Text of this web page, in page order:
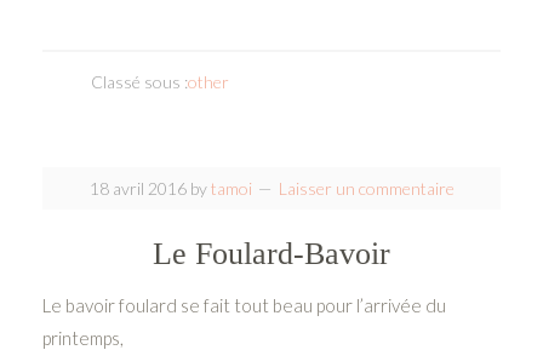
Classé sous :other
18 avril 2016bytamoi Laisser un commentaire
Le Foulard-Bavoir
Le bavoir foulard se fait tout beau pour l’arrivée du
printemps,